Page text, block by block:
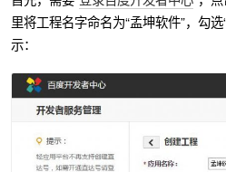
里将工程名字命名为“孟坤软件”，勾
示：